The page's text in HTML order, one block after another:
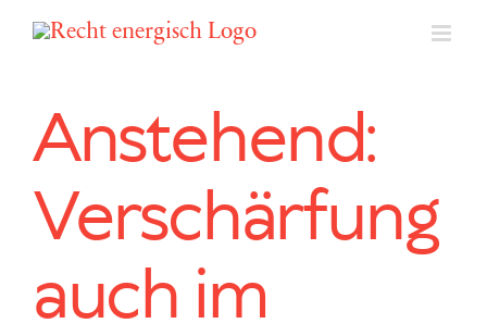
Anstehend:
Verschärfung
auch im